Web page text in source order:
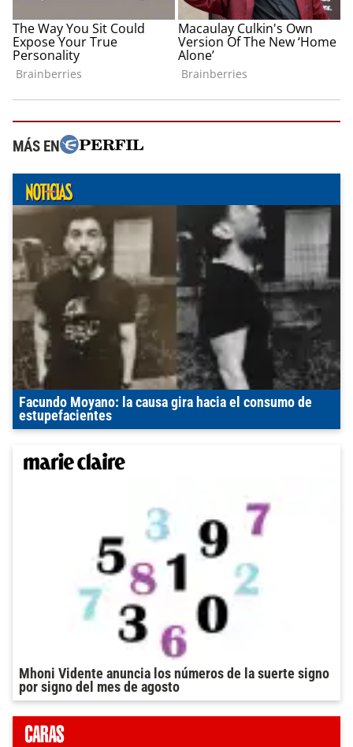
MÁS EN
Facundo Moyano: la causa gira hacia el consumo de
estupefacientes
Mhoni Vidente anuncia los números de la suerte signo
por signo del mes de agosto